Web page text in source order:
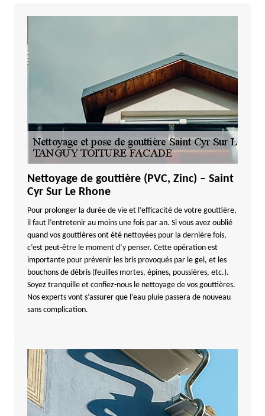
Nettoyage de gouttière (PVC, Zinc) – Saint
Cyr Sur Le Rhone
Pour prolonger la durée de vie et l’efficacité de votre gouttière,
il faut l’entretenir au moins une fois par an. Si vous avez oublié
quand vos gouttières ont été nettoyées pour la dernière fois,
c’est peut-être le moment d’y penser. Cette opération est
importante pour prévenir les bris provoqués par le gel, et les
bouchons de débris (feuilles mortes, épines, poussières, etc.).
Soyez tranquille et confiez-nous le nettoyage de vos gouttières.
Nos experts vont s’assurer que l’eau pluie passera de nouveau
sans complication.